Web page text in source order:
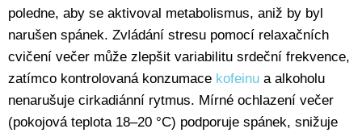
poledne, aby se aktivoval metabolismus, aniž by byl
narušen spánek. Zvládání stresu pomocí relaxačních
cvičení večer může zlepšit variabilitu srdeční frekvence,
zatímco kontrolovaná konzumace kofeinu a alkoholu
nenarušuje cirkadiánní rytmus. Mírné ochlazení večer
(pokojová teplota 18–20 °C) podporuje spánek, snižuje